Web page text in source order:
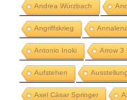
Andrea Würzbach
Angriffskrieg
Antonio Inoki Arrow 3
Aufstehen
Axel Cäsar Springer